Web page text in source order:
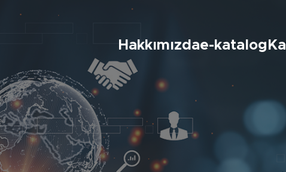
Hakkımızdae-katalog